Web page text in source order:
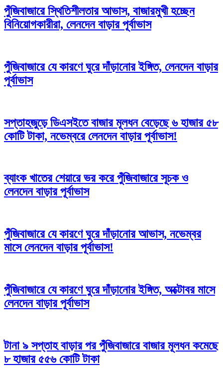
পুঁজিবাজারে স্থিতিশীলতার আভাস, বাজারমুখী হচ্ছেন
বিনিয়োগকারীরা, লেনদেন বাড়ার পূর্বাভাস
পুঁজিবাজারে যে কারণে ঘুরে দাঁড়ানোর ইঙ্গিত, লেনদেন বাড়ার
পূর্বাভাস
সপ্তাহজুড়ে ডিএসইতে বাজার মূলধন বেড়েছে ৬ হাজার ৫৮
কোটি টাকা, নভেম্বরে লেনদেন বাড়ার পূর্বাভাস!
ব্যাংক খাতের শেয়ারে ভর করে পুঁজিবাজারে সূচক ও
লেনদেন বাড়ার পূর্বাভাস
পুঁজিবাজারে যে কারণে ঘুরে দাঁড়ানোর আভাস, নভেম্বর
মাসে লেনদেন বাড়ার পূর্বাভাস!
পুঁজিবাজারে যে কারণে ঘুরে দাঁড়ানোর ইঙ্গিত, অক্টোবর মাসে
লেনদেন বাড়ার পূর্বাভাস
টানা ৯ সপ্তাহ বাড়ার পর পুঁজিবাজারে বাজার মূলধন কমেছে
৮ হাজার ৫৫৬ কোটি টাকা